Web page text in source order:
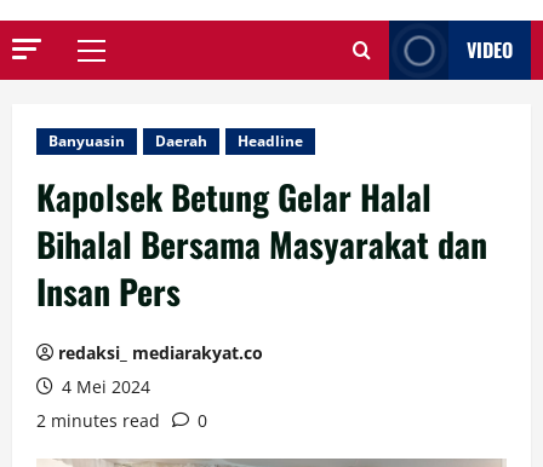
Primary
VIDEO
Banyuasin Daerah Headline
Kapolsek Betung Gelar Halal
Bihalal Bersama Masyarakat dan
Insan Pers
redaksi_ mediarakyat.co
4 Mei 2024
2 minutes read
0